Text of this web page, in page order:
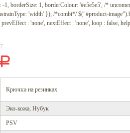
1, borderSize: 1, borderColour: '#e5e5e5', /*
'width' }); /*combi*/ $("#product-
: 'none', nextEffect : 'none', loop : false,
Р
Крючки на резинках
Эко-кожа, Нубук
PSV